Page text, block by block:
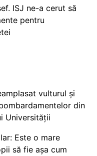
ISJ ne-a cerut să
pentru
vulturul și
din
Universității
Este o mare
să fie așa cum